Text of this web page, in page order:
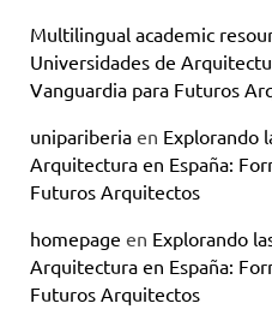
Multilingual academic
Universidades de
Vanguardia para Futuros
unipariberia en Explorando
Arquitectura en España:
Futuros Arquitectos
homepage en Explorando
Arquitectura en España:
Futuros Arquitectos